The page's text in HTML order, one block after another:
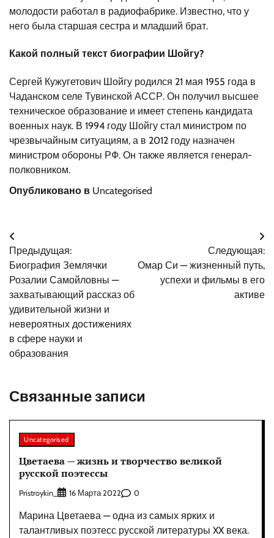
молодости работал в радиофабрике. Известно, что у
него была старшая сестра и младший брат.
Какой полный текст биографии Шойгу?
Сергей Кужугетович Шойгу родился 21 мая 1955 года в
Чаданском селе Тувинской АССР. Он получил высшее
техническое образование и имеет степень кандидата
военных наук. В 1994 году Шойгу стал министром по
чрезвычайным ситуациям, а в 2012 году назначен
министром обороны РФ. Он также является генерал-
полковником.
Опубликовано в Uncategorised
Навигация
по
записям
Предыдущая:
Биография Землячки
Розалии Самойловны —
захватывающий рассказ об
удивительной жизни и
невероятных достижениях
в сфере науки и
образования
Следующая:
Омар Си — жизненный путь,
успехи и фильмы в его
активе
Связанные записи
Uncategorised
Цветаева — жизнь и творчество великой
русской поэтессы
Pristroykin_ 16 Марта 2022 0
Марина Цветаева — одна из самых ярких и
талантливых поэтесс русской литературы XX века.